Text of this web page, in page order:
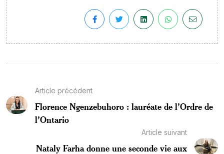
Article précédent
Florence Ngenzebuhoro : lauréate de l’Ordre de
l’Ontario
Article suivant
Nataly Farha donne une seconde vie aux